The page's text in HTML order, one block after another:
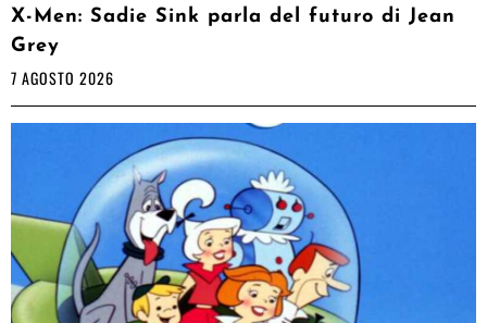
X-Men: Sadie Sink parla del futuro di Jean
Grey
7 AGOSTO 2026